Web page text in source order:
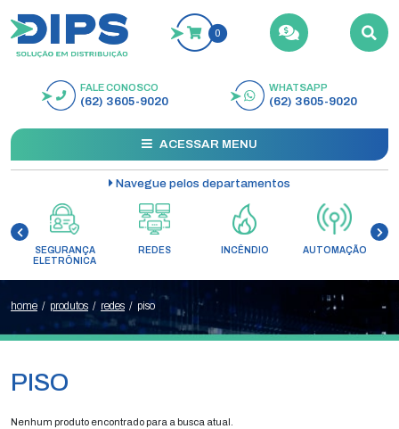
0
BUSCAR
FALE CONOSCO
(62) 3605-9020
WHATSAPP
(62) 3605-9020
ACESSAR MENU
Navegue pelos departamentos
SEGURANÇA
ELETRÔNICA
REDES INCÊNDIO AUTOMAÇÃO
home / produtos / redes / piso
PISO
Nenhum produto encontrado para a busca atual.